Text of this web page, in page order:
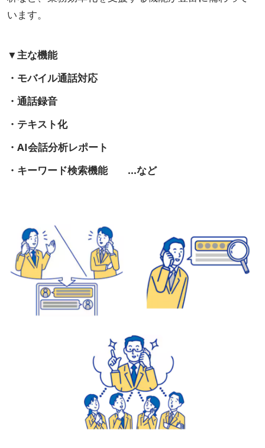
います。
▼主な機能
・モバイル通話対応
・通話録音
・テキスト化
・AI会話分析レポート
・キーワード検索機能 ...など